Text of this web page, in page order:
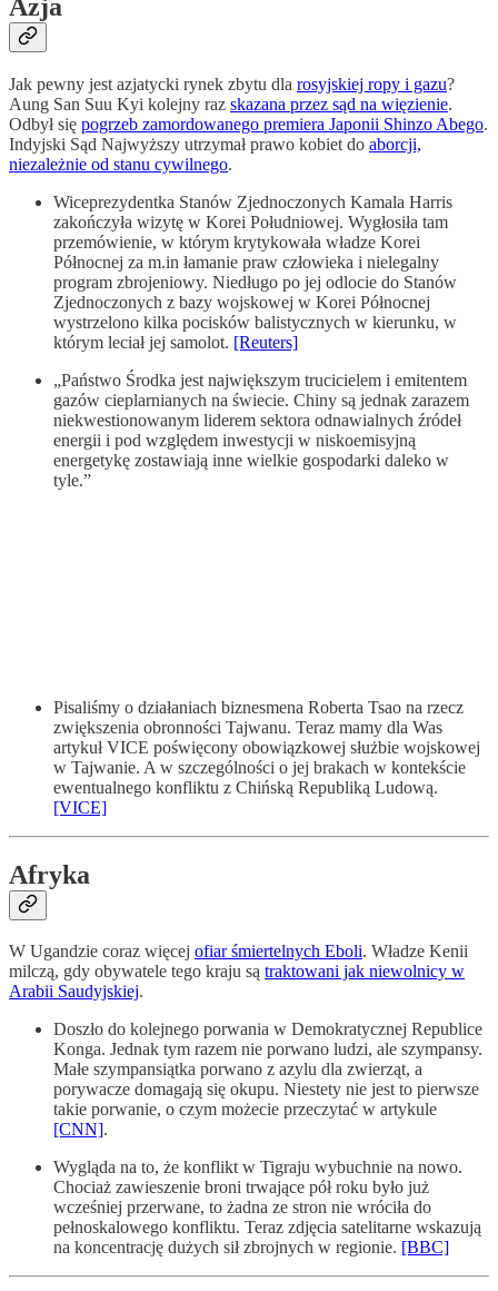
Azja
Jak pewny jest azjatycki rynek zbytu dla rosyjskiej ropy i gazu?
Aung San Suu Kyi kolejny raz skazana przez sąd na więzienie.
Odbył się pogrzeb zamordowanego premiera Japonii Shinzo Abego.
Indyjski Sąd Najwyższy utrzymał prawo kobiet do aborcji,
niezależnie od stanu cywilnego.
Wiceprezydentka Stanów Zjednoczonych Kamala Harris
zakończyła wizytę w Korei Południowej. Wygłosiła tam
przemówienie, w którym krytykowała władze Korei
Północnej za m.in łamanie praw człowieka i nielegalny
program zbrojeniowy. Niedługo po jej odlocie do Stanów
Zjednoczonych z bazy wojskowej w Korei Północnej
wystrzelono kilka pocisków balistycznych w kierunku, w
którym leciał jej samolot. [Reuters]
„Państwo Środka jest największym trucicielem i emitentem
gazów cieplarnianych na świecie. Chiny są jednak zarazem
niekwestionowanym liderem sektora odnawialnych źródeł
energii i pod względem inwestycji w niskoemisyjną
energetykę zostawiają inne wielkie gospodarki daleko w
tyle.”
Pisaliśmy o działaniach biznesmena Roberta Tsao na rzecz
zwiększenia obronności Tajwanu. Teraz mamy dla Was
artykuł VICE poświęcony obowiązkowej służbie wojskowej
w Tajwanie. A w szczególności o jej brakach w kontekście
ewentualnego konfliktu z Chińską Republiką Ludową.
[VICE]
Afryka
W Ugandzie coraz więcej ofiar śmiertelnych Eboli. Władze Kenii
milczą, gdy obywatele tego kraju są traktowani jak niewolnicy w
Arabii Saudyjskiej.
Doszło do kolejnego porwania w Demokratycznej Republice
Konga. Jednak tym razem nie porwano ludzi, ale szympansy.
Małe szympansiątka porwano z azylu dla zwierząt, a
porywacze domagają się okupu. Niestety nie jest to pierwsze
takie porwanie, o czym możecie przeczytać w artykule
[CNN].
Wygląda na to, że konflikt w Tigraju wybuchnie na nowo.
Chociaż zawieszenie broni trwające pół roku było już
wcześniej przerwane, to żadna ze stron nie wróciła do
pełnoskalowego konfliktu. Teraz zdjęcia satelitarne wskazują
na koncentrację dużych sił zbrojnych w regionie. [BBC]